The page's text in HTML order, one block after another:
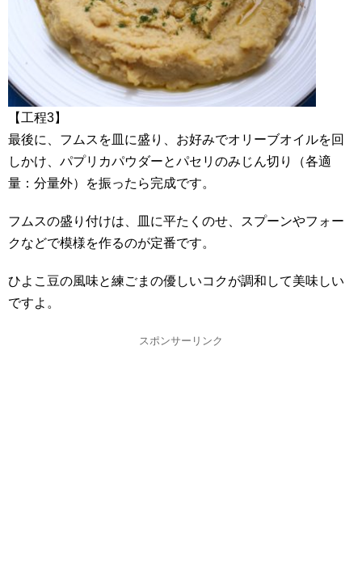
【工程3】
最後に、フムスを皿に盛り、お好みでオリーブオイルを回
しかけ、パプリカパウダーとパセリのみじん切り（各適
量：分量外）を振ったら完成です。
フムスの盛り付けは、皿に平たくのせ、スプーンやフォー
クなどで模様を作るのが定番です。
ひよこ豆の風味と練ごまの優しいコクが調和して美味しい
ですよ。
スポンサーリンク